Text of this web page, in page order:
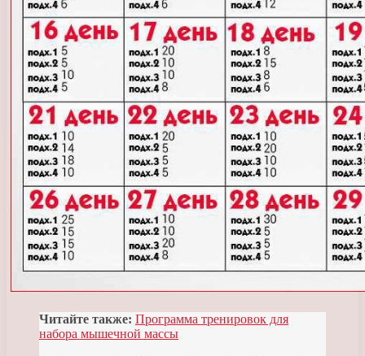
Читайте также: Программа тренировок для
набора мышечной массы